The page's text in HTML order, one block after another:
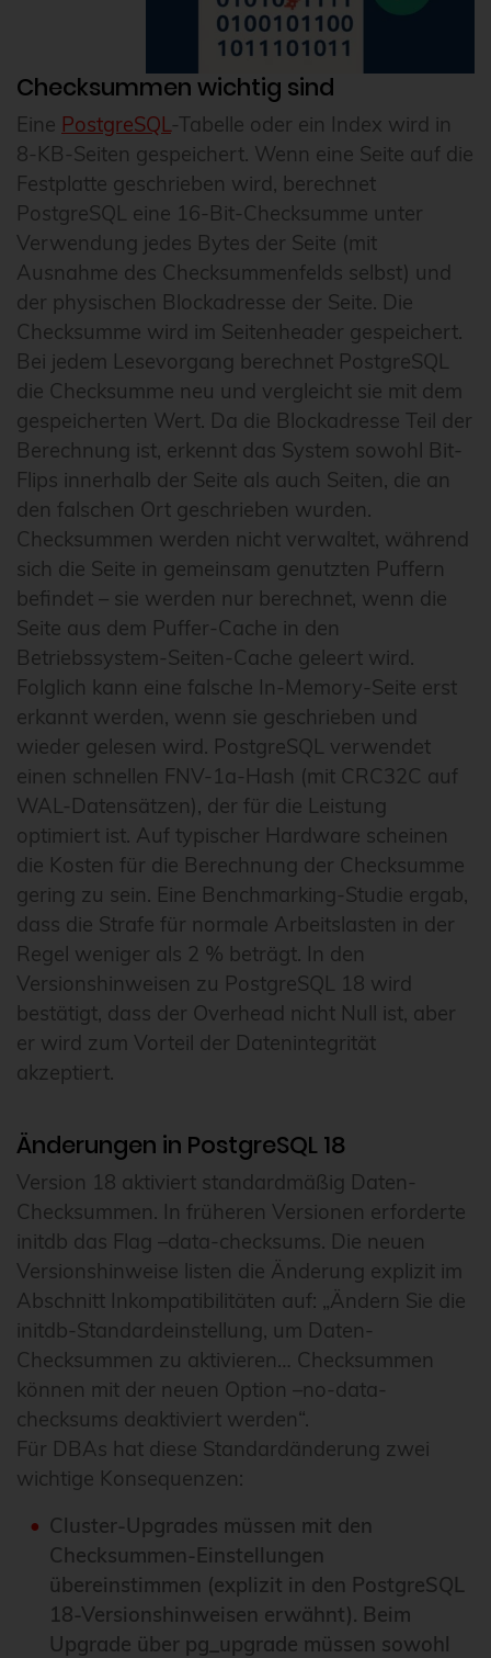
Checksummen wichtig sind
Eine PostgreSQL-Tabelle oder ein Index wird in
8-KB-Seiten gespeichert. Wenn eine Seite auf die
Festplatte geschrieben wird, berechnet
PostgreSQL eine 16-Bit-Checksumme unter
Verwendung jedes Bytes der Seite (mit
Ausnahme des Checksummenfelds selbst) und
der physischen Blockadresse der Seite. Die
Checksumme wird im Seitenheader gespeichert.
Bei jedem Lesevorgang berechnet PostgreSQL
die Checksumme neu und vergleicht sie mit dem
gespeicherten Wert. Da die Blockadresse Teil der
Berechnung ist, erkennt das System sowohl Bit-
Flips innerhalb der Seite als auch Seiten, die an
den falschen Ort geschrieben wurden.
Checksummen werden nicht verwaltet, während
sich die Seite in gemeinsam genutzten Puffern
befindet – sie werden nur berechnet, wenn die
Seite aus dem Puffer-Cache in den
Betriebssystem-Seiten-Cache geleert wird.
Folglich kann eine falsche In-Memory-Seite erst
erkannt werden, wenn sie geschrieben und
wieder gelesen wird. PostgreSQL verwendet
einen schnellen FNV-1a-Hash (mit CRC32C auf
WAL-Datensätzen), der für die Leistung
optimiert ist. Auf typischer Hardware scheinen
die Kosten für die Berechnung der Checksumme
gering zu sein. Eine Benchmarking-Studie ergab,
dass die Strafe für normale Arbeitslasten in der
Regel weniger als 2 % beträgt. In den
Versionshinweisen zu PostgreSQL 18 wird
bestätigt, dass der Overhead nicht Null ist, aber
er wird zum Vorteil der Datenintegrität
akzeptiert.
Änderungen in PostgreSQL 18
Version 18 aktiviert standardmäßig Daten-
Checksummen. In früheren Versionen erforderte
initdb das Flag –data-checksums. Die neuen
Versionshinweise listen die Änderung explizit im
Abschnitt Inkompatibilitäten auf: „Ändern Sie die
initdb-Standardeinstellung, um Daten-
Checksummen zu aktivieren… Checksummen
können mit der neuen Option –no-data-
checksums deaktiviert werden“.
Für DBAs hat diese Standardänderung zwei
wichtige Konsequenzen:
Cluster-Upgrades müssen mit den
Checksummen-Einstellungen
übereinstimmen (explizit in den PostgreSQL
18-Versionshinweisen erwähnt). Beim
Upgrade über pg_upgrade müssen sowohl